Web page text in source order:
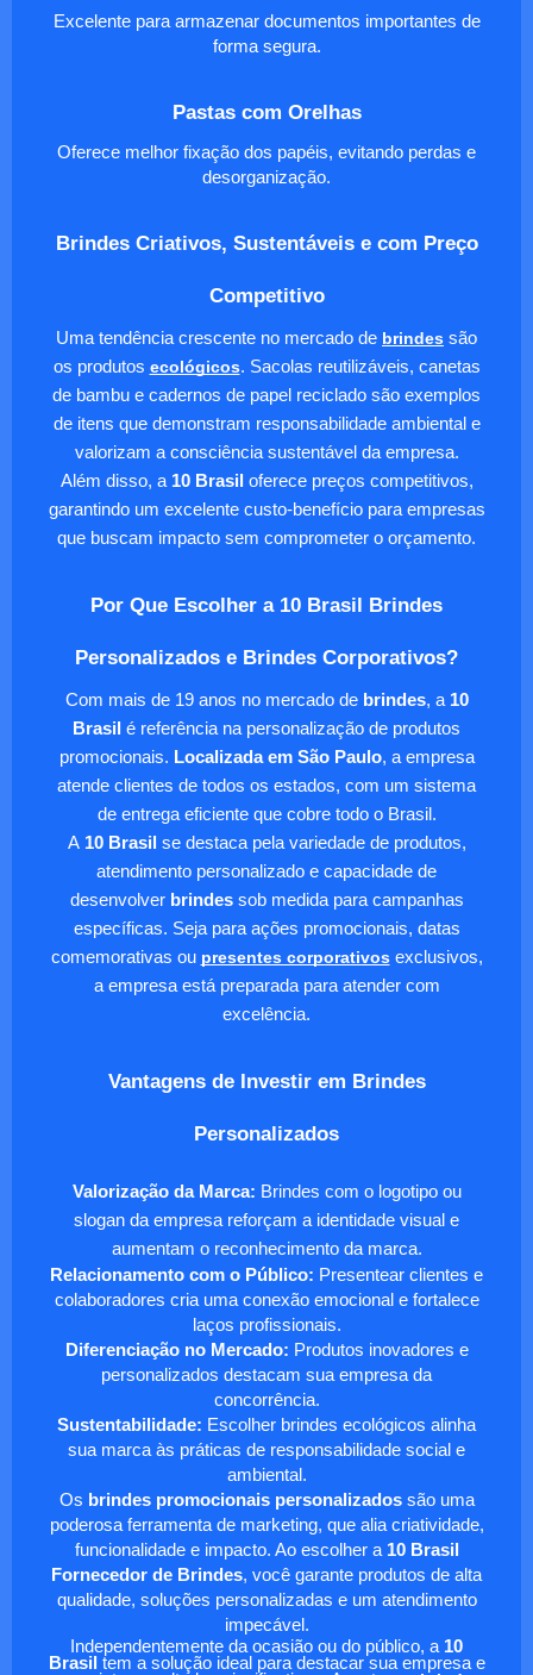
Excelente para armazenar documentos importantes de
forma segura.
Pastas com Orelhas
Oferece melhor fixação dos papéis, evitando perdas e
desorganização.
Brindes Criativos, Sustentáveis e com Preço
Competitivo
Uma tendência crescente no mercado de brindes são
os produtos ecológicos. Sacolas reutilizáveis, canetas
de bambu e cadernos de papel reciclado são exemplos
de itens que demonstram responsabilidade ambiental e
valorizam a consciência sustentável da empresa.
Além disso, a 10 Brasil oferece preços competitivos,
garantindo um excelente custo-benefício para empresas
que buscam impacto sem comprometer o orçamento.
Por Que Escolher a 10 Brasil Brindes
Personalizados e Brindes Corporativos?
Com mais de 19 anos no mercado de brindes, a 10
Brasil é referência na personalização de produtos
promocionais. Localizada em São Paulo, a empresa
atende clientes de todos os estados, com um sistema
de entrega eficiente que cobre todo o Brasil.
A10 Brasil se destaca pela variedade de produtos,
atendimento personalizado e capacidade de
desenvolver brindessob medida para campanhas
específicas. Seja para ações promocionais, datas
comemorativas ou presentes corporativosexclusivos,
a empresa está preparada para atender com
excelência.
Vantagens de Investir em Brindes
Personalizados
Valorização da Marca: Brindes com o logotipo ou
slogan da empresa reforçam a identidade visual e
aumentam o reconhecimento da marca.
Relacionamento com o Público: Presentear clientes e
colaboradores cria uma conexão emocional e fortalece
laços profissionais.
Diferenciação no Mercado: Produtos inovadores e
personalizados destacam sua empresa da
concorrência.
Sustentabilidade: Escolher brindes ecológicos alinha
sua marca às práticas de responsabilidade social e
ambiental.
Os brindes promocionais personalizadossão uma
poderosa ferramenta de marketing, que alia criatividade,
funcionalidade e impacto. Ao escolher a 10 Brasil
Fornecedor de Brindes, você garante produtos de alta
qualidade, soluções personalizadas e um atendimento
impecável.
Independentemente da ocasião ou do público, a 10
Brasil tem a solução ideal para destacar sua empresa e